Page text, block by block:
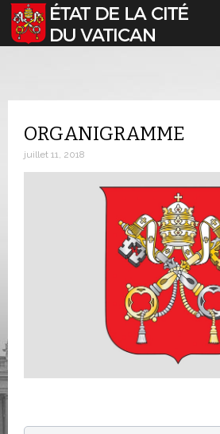
Sélectionnez votre langue
ORGANIGRAMME
juillet 11, 2018